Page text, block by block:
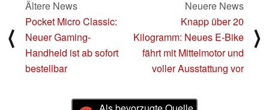
⟨
Ältere News
Pocket Micro Classic:
Neuer Gaming-
Handheld ist ab sofort
bestellbar
Neuere News
Knapp über 20
Kilogramm: Neues E-Bike
fährt mit Mittelmotor und
voller Ausstattung vor
⟩